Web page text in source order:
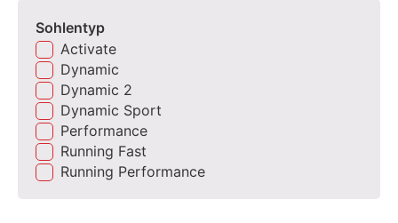
Sohlentyp
Activate
Dynamic
Dynamic 2
Dynamic Sport
Performance
Running Fast
Running Performance